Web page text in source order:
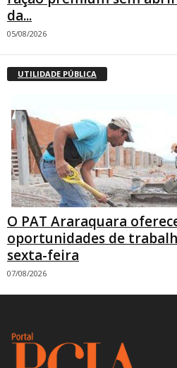
da...
05/08/2026
UTILIDADE PÚBLICA
O PAT Araraquara
oportunidades de
sexta-feira
07/08/2026